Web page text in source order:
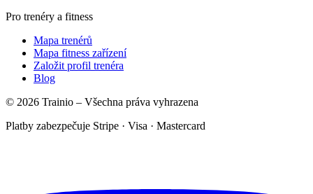
Pro trenéry a fitness
Mapa trenérů
Mapa fitness zařízení
Založit profil trenéra
Blog
© 2026 Trainio – Všechna práva vyhrazena
Platby zabezpečuje Stripe · Visa · Mastercard